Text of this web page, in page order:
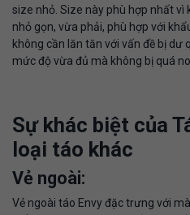
size nhỏ. Size này phù hợp nhất
nhỏ gọn, vừa phải, phù hợp với
không cần lăn tăn với vấn đề bị dư
mức độ vừa đủ mà không bị quá
Sự khác biệt của
loại táo khác
Vẻ ngoài:
Vẻ ngoài táo Envy đặc trưng với